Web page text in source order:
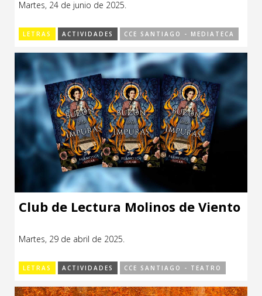
Sitios de interés
Formación
Infantil / Juvenil
Letras
Música / Sonido
Patrimonio
Radio / Podcast
Jesús Carrasco
Martes, 24 de junio de 2025.
LETRAS ACTIVIDADES CCE SANTIAGO - MEDIATECA
Club de Lectura Molinos de Viento
Martes, 29 de abril de 2025.
LETRAS ACTIVIDADES CCE SANTIAGO - TEATRO